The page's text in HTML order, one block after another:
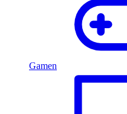
Gamen